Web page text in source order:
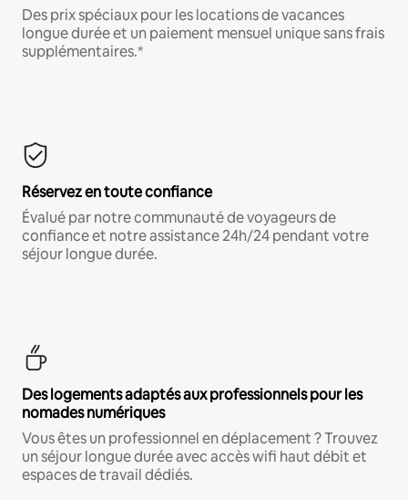
Des prix spéciaux pour les locations de vacances
longue durée et un paiement mensuel unique sans frais
supplémentaires.*
Réservez en toute confiance
Évalué par notre communauté de voyageurs de
confiance et notre assistance 24h/24 pendant votre
séjour longue durée.
Des logements adaptés aux professionnels pour les
nomades numériques
Vous êtes un professionnel en déplacement ? Trouvez
un séjour longue durée avec accès wifi haut débit et
espaces de travail dédiés.